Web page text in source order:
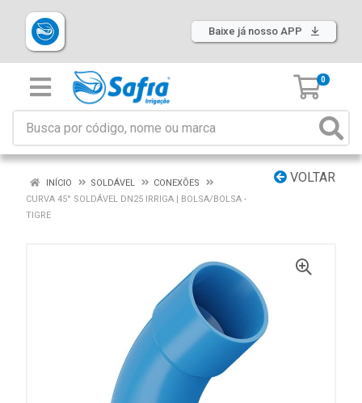
Baixe já nosso APP
0
VOLTAR
INÍCIO SOLDÁVEL
CONEXÕES
CURVA 45° SOLDÁVEL DN25 IRRIGA | BOLSA/BOLSA -
TIGRE